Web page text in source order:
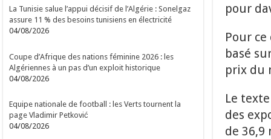
pour
Pour
basé
prix du
Le
des
de 36,9
La Tunisie salue l’appui décisif de l’Algérie : Sonelgaz
assure 11 % des besoins tunisiens en électricité
04/08/2026
Coupe d’Afrique des nations féminine 2026 : les
Algériennes à un pas d’un exploit historique
04/08/2026
Equipe nationale de football : les Verts tournent la
page Vladimir Petković
04/08/2026